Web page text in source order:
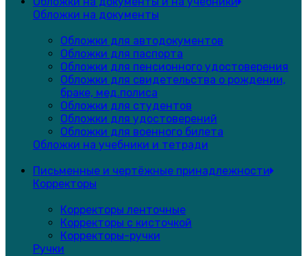
Обложки на документы
Обложки для автодокументов
Обложки для паспорта
Обложки для пенсионного удостоверения
Обложки для свидетельства о рождении,
браке, мед.полиса
Обложки для студентов
Обложки для удостоверений
Обложки для военного билета
Обложки на учебники и тетради
Письменные и чертёжные принадлежности
Корректоры
Корректоры ленточные
Корректоры с кисточкой
Корректоры-ручки
Ручки